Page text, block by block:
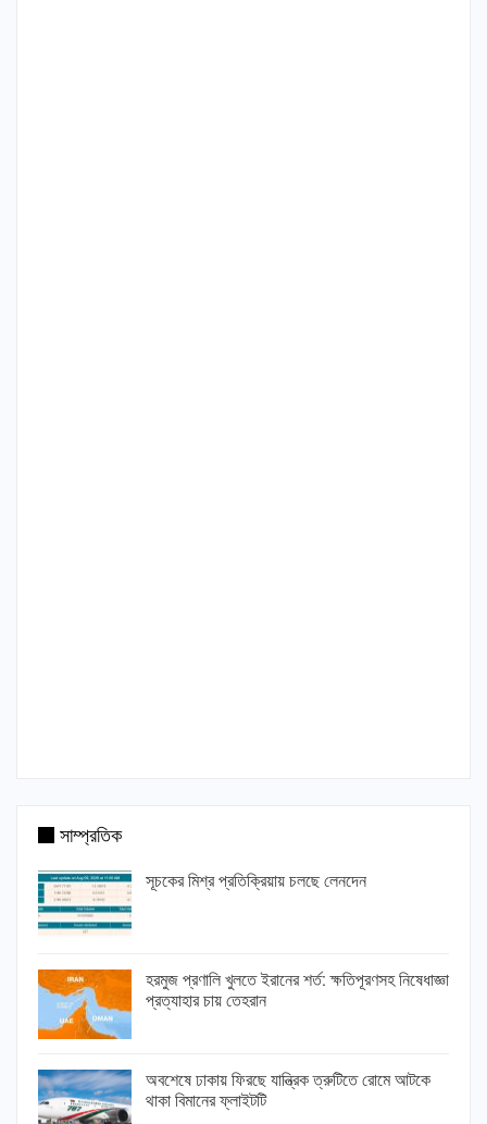
সাম্প্রতিক
সূচকের মিশ্র প্রতিক্রিয়ায় চলছে লেনদেন
হরমুজ প্রণালি খুলতে ইরানের শর্ত: ক্ষতিপূরণসহ নিষেধাজ্ঞা
প্রত্যাহার চায় তেহরান
অবশেষে ঢাকায় ফিরছে যান্ত্রিক ত্রুটিতে রোমে আটকে
থাকা বিমানের ফ্লাইটটি